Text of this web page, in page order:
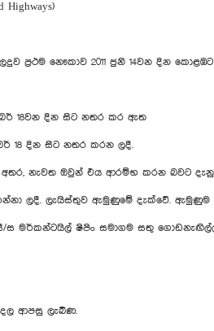
Highways)
නෞකාව 2011 ජුනි 14වන දින
18වන දින සිට නතර කර ඇත
18 දින සිට නතර කරන ලදී.
නැවත ඔවුන් එය ආරම්භ කරන බවට
ලදී. ලැයිස්තුව ඇමු‍ණුමේ දැක්වේ. ඇමුණුම
ස මර්කන්ටයිල් ෂිපිං සමාගම සතු
ආපසු ලැබිණ.